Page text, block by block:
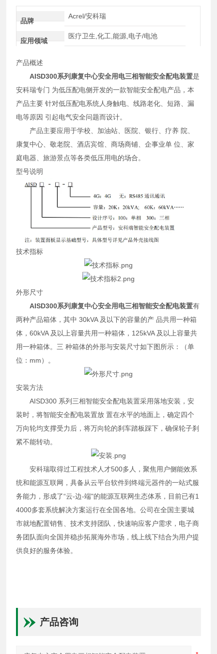
品牌
Acrel/安科瑞
应用领域
医疗卫生,化工,能源,电子/电池
产品概述
AISD300系列康复中心安全用电三相智能安全配电装置是
安科瑞专门 为低压配电侧开发的一款智能安全配电产品，本
产品主要 针对低压配电系统人身触电、线路老化、短路、漏
电等原因 引起电气安全问题而设计。
产品主要应用于学校、加油站、医院、银行、疗养 院、
康复中心、敬老院、酒店宾馆、商场商铺、企事业单 位、家
庭电器、旅游景点等各类低压用电的场合。
型号说明
技术指标
外形尺寸
AISD300系列 康复中心安全用电三相智能安全配电装置有
两种产品箱体，其中 30kVA 及以下的容量的产 品共用一种箱
体，60kVA 及以上容量共用一种箱体，125kVA 及以上容量共
用一种箱体。三 种箱体的外形与安装尺寸如下图所示：（单
位：mm）。
安装方法
AISD300 系列三相智能安全配电装置采用落地安装，安
装时，将智能安全配电装置放 置在水平的地面上，确定四个
万向轮均支撑受力后，将万向轮的刹车踏板踩下，确保轮子刹
紧不能转动。
安科瑞取得过工程技术人才500多人，聚焦用户侧能效系
统和能源互联网，具备从云平台软件到终端元器件的一站式服
务能力，形成了“云-边-端"的能源互联网生态体系，目前已有1
4000多套系统解决方案运行在全国各地。公司在全国主要城
市就地配置销售、技术支持团队，快速响应客户需求，电子商
务团队面向全国并稳步拓展海外市场，线上线下结合为用户提
供良好的服务体验。
产品咨询